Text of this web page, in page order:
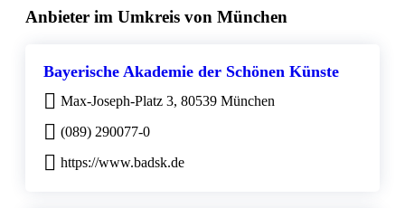
Anbieter im Umkreis von München
Bayerische Akademie der Schönen Künste
Max-Joseph-Platz 3, 80539 München
(089) 290077-0
https://www.badsk.de